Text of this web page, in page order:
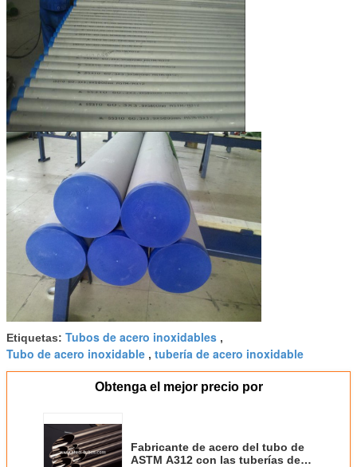
Etiquetas: Tubos de acero inoxidables ,
Tubo de acero inoxidable , tubería de acero inoxidable
Obtenga el mejor precio por
Fabricante de acero del tubo de
ASTM A312 con las tuberías de